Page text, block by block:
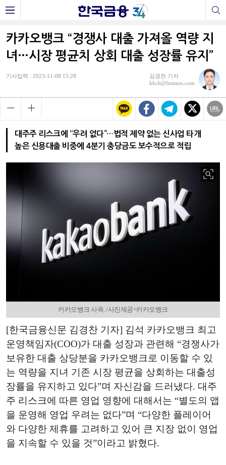
카카오뱅크 “경쟁사 대출 가져올 역량 지
녀…시장 평균치 상회 대출 성장률 유지”
기사입력 : 2023-11-08 15:28
김경찬 기자
kkch@fntimes.com
대주주 리스크에 “우려 없다”…법적 제약 없는 신사업 타개
높은 신용대출 비중에 4분기 충당금도 보수적으로 적립
카카오뱅크 사옥. /사진제공=카카오뱅크
[한국금융신문 김경찬 기자] 김석 카카오뱅크 최고
운영책임자(COO)가 대출 성장과 관련해 “경쟁사가
보유한 대출 상당분을 카카오뱅크로 이동할 수 있
는 역량을 지녀 기존 시장 평균을 상회하는 대출성
장률을 유지하고 있다”며 자신감을 드러냈다. 대주
주 리스크에 따른 영업 영향에 대해서는 “별도의 앱
을 운영해 영업 우려는 없다”며 “다양한 플레이어
와 다양한 제휴를 고려하고 있어 큰 지장 없이 영업
을 지속할 수 있을 것”이라고 밝혔다.